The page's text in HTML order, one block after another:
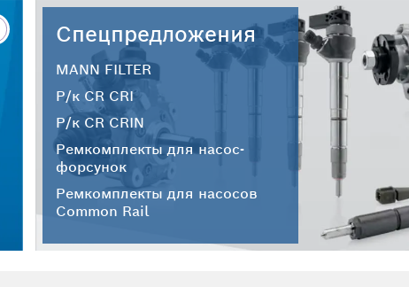
30.07.2026
Новые
HC-CARGO от
Спецпредложения
MANN FILTER
Р/к CR CRI
Р/к CR CRIN
Ремкомплекты для насос-
форсунок
Ремкомплекты для насосов
Common Rail